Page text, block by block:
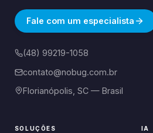
Fale com um especialista
(48) 99219-1058
contato@nobug.com.br
Florianópolis, SC — Brasil
SOLUÇÕES IA